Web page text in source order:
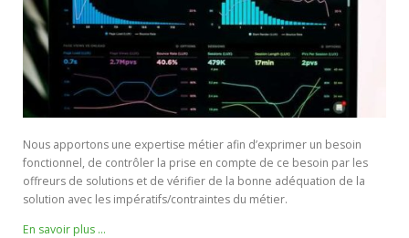
Nous apportons une expertise métier afin d’exprimer un besoin
fonctionnel, de contrôler la prise en compte de ce besoin par les
offreurs de solutions et de vérifier de la bonne adéquation de la
solution avec les impératifs/contraintes du métier.
En savoir plus …